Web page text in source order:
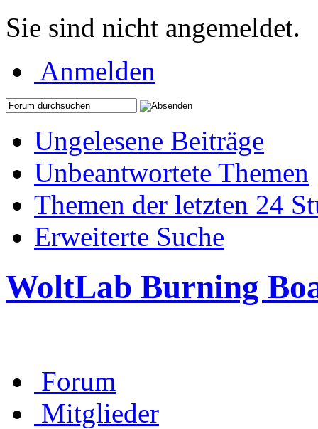
Sie sind nicht angemeldet.
Anmelden
Ungelesene Beiträge
Unbeantwortete Themen
Themen der letzten 24
Erweiterte Suche
WoltLab Burning
Forum
Mitglieder